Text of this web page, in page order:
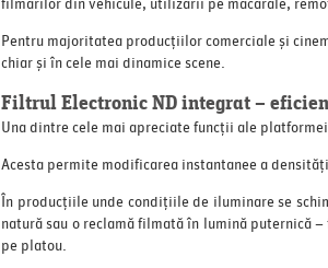
Pentru majoritatea producțiilor comerciale și
chiar și în cele mai dinamice scene.
Filtrul Electronic ND integrat –
Una dintre cele mai apreciate funcții ale
Acesta permite modificarea instantanee a
În producțiile unde condițiile de iluminare se
natură sau o reclamă filmată în lumină puternică
pe platou.